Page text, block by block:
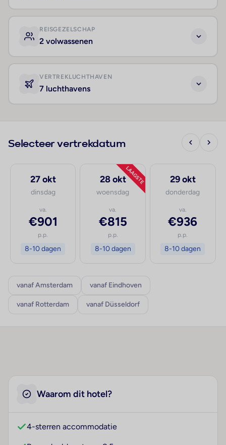
REISGEZELSCHAP
2 volwassenen
VERTREKLUCHTHAVEN
7 luchthavens
Selecteer vertrekdatum
27 okt
dinsdag
va.
€901
p.p.
8-10 dagen
LAAGSTE
28 okt
woensdag
va.
€815
p.p.
8-10 dagen
29 okt
donderdag
va.
€936
p.p.
8-10 dagen
vanaf Amsterdam vanaf Eindhoven
vanaf Rotterdam vanaf Düsseldorf
Waarom dit hotel?
4-sterren accommodatie